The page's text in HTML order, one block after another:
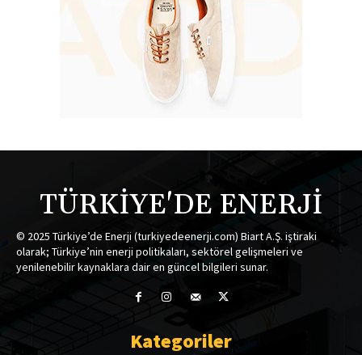
TÜRKİYE'DE ENERJİ
© 2025 Türkiye’de Enerji (turkiyedeenerji.com) Biart A.Ş. iştiraki
olarak; Türkiye’nin enerji politikaları, sektörel gelişmeleri ve
yenilenebilir kaynaklara dair en güncel bilgileri sunar.
Kategoriler